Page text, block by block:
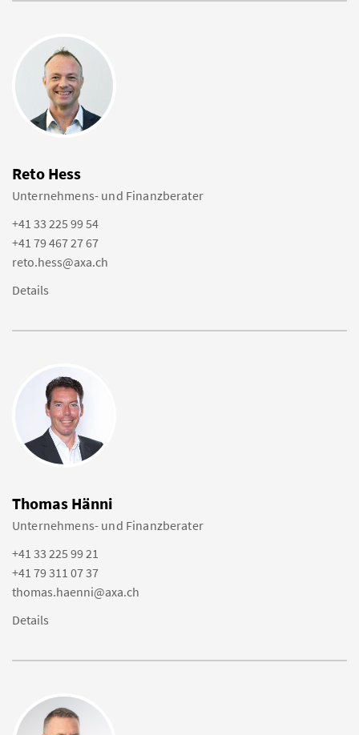
Reto Hess
Unternehmens- und Finanzberater
+41 33 225 99 54
+41 79 467 27 67
reto.hess@axa.ch
Details
Thomas Hänni
Unternehmens- und Finanzberater
+41 33 225 99 21
+41 79 311 07 37
thomas.haenni@axa.ch
Details